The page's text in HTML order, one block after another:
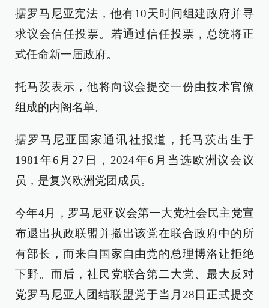
据罗马尼亚宪法，他有10天时间组建政府并寻
求议会信任投票。若通过信任投票，总统将正
式任命新一届政府。
托马茨表示，他将向议会提交一份由技术官僚
组成的内阁名单。
据罗马尼亚国家通讯社报道，托马茨出生于
1981年6月27日，2024年6月当选欧洲议会议
员，是复兴欧洲党团成员。
今年4月，罗马尼亚议会第一大党社会民主党宣
布退出执政联盟并撤出该党在联合政府中的所
有部长，而来自国家自由党的总理博洛让拒绝
下野。而后，社民党联合第二大党、最大反对
党罗马尼亚人团结联盟党于当月28日正式提交